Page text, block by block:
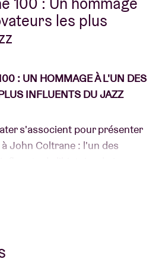
les plus
: UN HOMMAGE À L'UN DES
INFLUENTS DU JAZZ
s'associent pour présenter
John Coltrane : l'un des
son caractéristique tout à fait
(une invention belge
considérée comme
nombreux artistes